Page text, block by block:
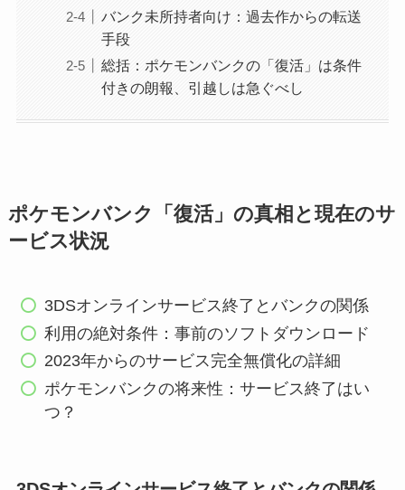
バンク未所持者向け：過去作からの転送
手段
総括：ポケモンバンクの「復活」は条件
付きの朗報、引越しは急ぐべし
ポケモンバンク「復活」の真相と現在のサ
ービス状況
3DSオンラインサービス終了とバンクの関係
利用の絶対条件：事前のソフトダウンロード
2023年からのサービス完全無償化の詳細
ポケモンバンクの将来性：サービス終了はい
つ？